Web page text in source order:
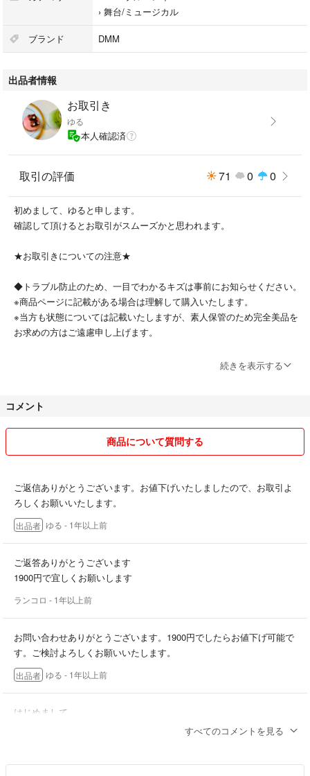
› 舞台/ミュージカル
ブランド DMM
出品者情報
お取引き
ゆる
本人確認済
取引の評価 71 0 0
初めまして、ゆると申します。
確認して頂けるとお取引がスムーズかと思われます。
★お取引きについての注意★
◆トラブル防止のため、一目でわかるキズは事前にお知らせください。
※商品ページに記載がある場合は理解して購入いたします。
※当方も状態については記載いたしますが、素人保管のため完全美品を
お求めの方はご遠慮申し上げます。
◆48時間以内に返信がない場合、取得漏れの可能性がありますので再
ます（ラクマの確認が出来ないほど多忙な方はご遠慮ください）
◆平日は基本的に仕事の為お返事が遅くなる場合もあります。ご了承お
願いいたします。
◆梱包方法は紙類→折れ、水濡れ防止対策
キーホルダー・缶バッジ→プチプチ2重巻き、水濡れ防止対策
↑グッズが入っていた箱が必要な場合は事前にお知らせください、指定
がない場合は箱無しとなります。
◆こちらから指定が無い場合、価格変更はご遠慮申し上げます。
◆郵送事故に関しましては可能な限りご協力いたしますが、弁償等は出
からの未到着についても対応出来かねます）
◆SNSでも同時にお取引きをしている場合がございます。早く返信を
くださった方が優先となります。
ラクマ初心者のため、何かありましたらご指摘いただければと存じま
す。
続きを表示する
コメント
商品について質問する
ご返信ありがとうございます。お値下げいたしましたので、お取引よ
ろしくお願いいたします。
出品者 ゆる - 1年以上前
ご返答ありがとうございます
1900円で宜しくお願いします
ランコロ - 1年以上前
お問い合わせありがとうございます。1900円でしたらお値下げ可能で
す。ご検討よろしくお願いいたします。
出品者 ゆる - 1年以上前
はじめまして
購入を検討しているのですが、お値下げしていただくことは可能でし
ランコロ- 1年以上前
すべてのコメントを見る